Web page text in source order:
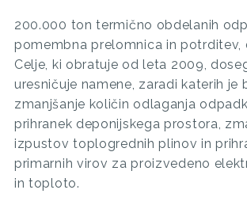
200.000 ton termično obdelanih
pomembna prelomnica in potrditev,
Celje, ki obratuje od leta 2009,
uresničuje namene, zaradi katerih je
zmanjšanje količin odlaganja
prihranek deponijskega prostora,
izpustov toplogrednih plinov in
primarnih virov za proizvedeno
in toploto.